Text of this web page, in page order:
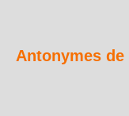
Antonymes de